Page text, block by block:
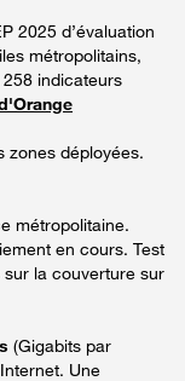
2025 d’évaluation
métropolitains,
indicateurs
zones déployées.
métropolitaine.
en cours. Test
sur la couverture sur
(Gigabits par
Une